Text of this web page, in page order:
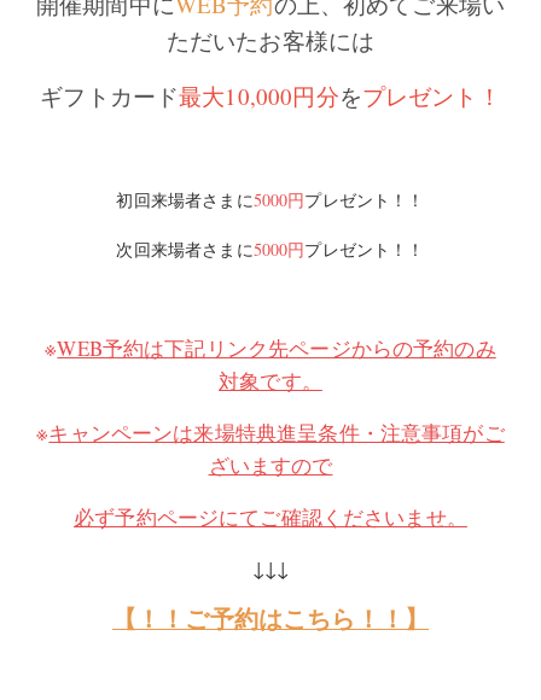
ただいたお客様には
ギフトカード最大10,000円分をプレゼント！
初回来場者さまに5000円プレゼント！！
次回来場者さまに5000円プレゼント！！
※WEB予約は下記リンク先ページからの予約のみ
対象です。
※キャンペーンは来場特典進呈条件・注意事項がご
ざいますので
必ず予約ページにてご確認くださいませ。
↓↓↓
【！！ご予約はこちら！！】